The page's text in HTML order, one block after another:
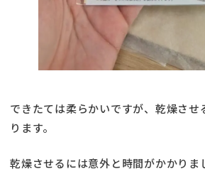
できたては柔らかいですが、乾燥させ
ります。
乾燥させるには意外と時間がかかりま